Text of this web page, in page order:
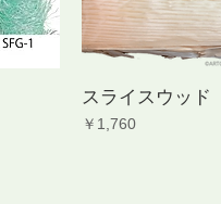
スライスウッド
価格
￥1,760